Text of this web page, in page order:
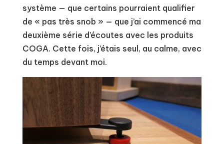
système — que certains pourraient qualifier
de « pas très snob » — que j’ai commencé ma
deuxième série d’écoutes avec les produits
COGA. Cette fois, j’étais seul, au calme, avec
du temps devant moi.